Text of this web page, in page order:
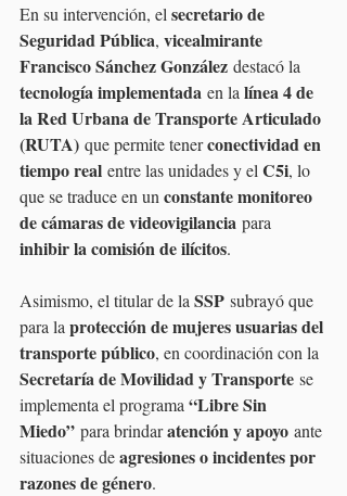
En su intervención, el secretario de
Seguridad Pública, vicealmirante
Francisco Sánchez González destacó la
tecnología implementada en la línea 4 de
la Red Urbana de Transporte Articulado
(RUTA) que permite tener conectividad en
tiempo real entre las unidades y el C5i, lo
que se traduce en un constante monitoreo
de cámaras de videovigilancia para
inhibir la comisión de ilícitos.
Asimismo, el titular de la SSP subrayó que
para la protección de mujeres usuarias del
transporte público, en coordinación con la
Secretaría de Movilidad y Transporte se
implementa el programa “Libre Sin
Miedo” para brindar atención y apoyo ante
situaciones de agresiones o incidentes por
razones de género.